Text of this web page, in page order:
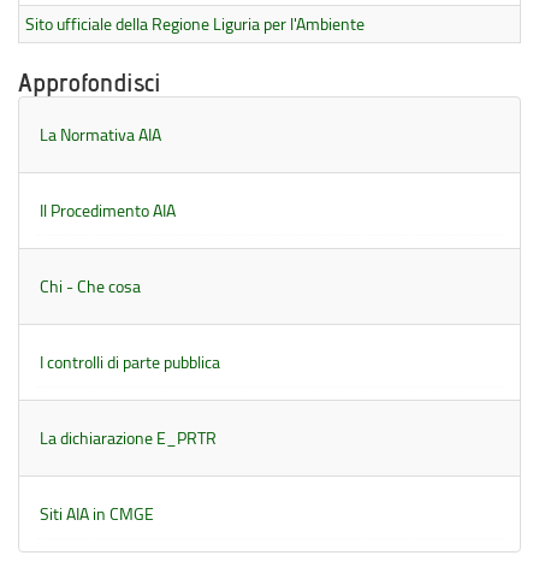
Sito ufficiale della Regione Liguria per l'Ambiente
Approfondisci
La Normativa AIA
Il Procedimento AIA
Chi - Che cosa
I controlli di parte pubblica
La dichiarazione E_PRTR
Siti AIA in CMGE